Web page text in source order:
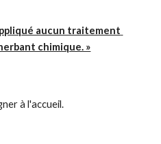
appliqué aucun traitement
chimique. »
à l'accueil.